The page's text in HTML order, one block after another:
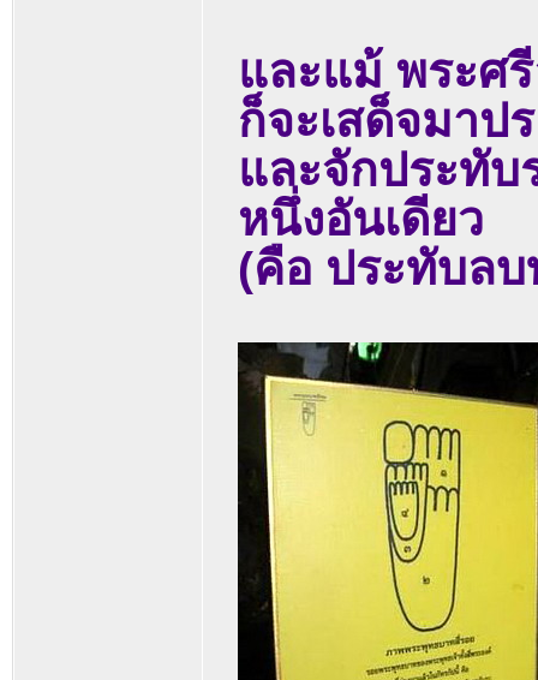
และแม้ พระศ
ก็จะเสด็จมา
และจักประทับ
หนึ่งอันเดียว
(คือ ประทับลบ